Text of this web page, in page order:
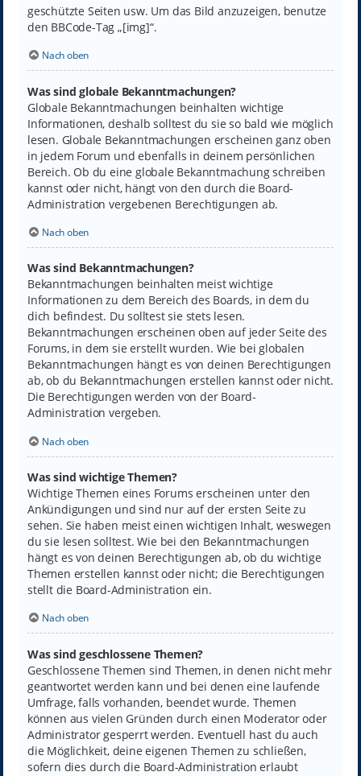
geschützte Seiten usw. Um das Bild anzuzeigen, benutze
den BBCode-Tag „[img]“.
Nach oben
Was sind globale Bekanntmachungen?
Globale Bekanntmachungen beinhalten wichtige
Informationen, deshalb solltest du sie so bald wie möglich
lesen. Globale Bekanntmachungen erscheinen ganz oben
in jedem Forum und ebenfalls in deinem persönlichen
Bereich. Ob du eine globale Bekanntmachung schreiben
kannst oder nicht, hängt von den durch die Board-
Administration vergebenen Berechtigungen ab.
Nach oben
Was sind Bekanntmachungen?
Bekanntmachungen beinhalten meist wichtige
Informationen zu dem Bereich des Boards, in dem du
dich befindest. Du solltest sie stets lesen.
Bekanntmachungen erscheinen oben auf jeder Seite des
Forums, in dem sie erstellt wurden. Wie bei globalen
Bekanntmachungen hängt es von deinen Berechtigungen
ab, ob du Bekanntmachungen erstellen kannst oder nicht.
Die Berechtigungen werden von der Board-
Administration vergeben.
Nach oben
Was sind wichtige Themen?
Wichtige Themen eines Forums erscheinen unter den
Ankündigungen und sind nur auf der ersten Seite zu
sehen. Sie haben meist einen wichtigen Inhalt, weswegen
du sie lesen solltest. Wie bei den Bekanntmachungen
hängt es von deinen Berechtigungen ab, ob du wichtige
Themen erstellen kannst oder nicht; die Berechtigungen
stellt die Board-Administration ein.
Nach oben
Was sind geschlossene Themen?
Geschlossene Themen sind Themen, in denen nicht mehr
geantwortet werden kann und bei denen eine laufende
Umfrage, falls vorhanden, beendet wurde. Themen
können aus vielen Gründen durch einen Moderator oder
Administrator gesperrt werden. Eventuell hast du auch
die Möglichkeit, deine eigenen Themen zu schließen,
sofern dies durch die Board-Administration erlaubt